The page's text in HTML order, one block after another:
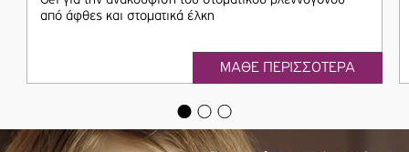
από άφθες και στοματικά έλκη
ΜΑΘΕ ΠΕΡΙΣΣΟΤΕΡΑ